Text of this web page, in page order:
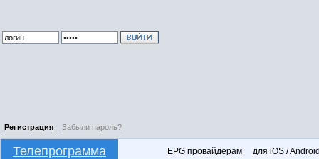
Регистрация Забыли пароль?
Телепрограмма EPG провайдерам для iOS /